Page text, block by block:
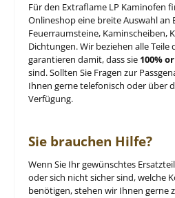
Für den Extraflame LP Kaminofen
Onlineshop eine breite Auswahl an
Feuerraumsteine, Kaminscheiben,
Dichtungen. Wir beziehen alle
garantieren damit, dass sie 100%
sind. Sollten Sie Fragen zur
Ihnen gerne telefonisch oder über
Verfügung.
Sie brauchen Hilfe?
Wenn Sie Ihr gewünschtes
oder sich nicht sicher sind, welche
benötigen, stehen wir Ihnen gerne